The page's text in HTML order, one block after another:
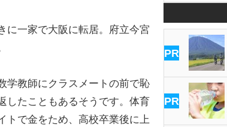
一家で大阪に転居。府立今宮
学教師にクラスメートの前で恥
したこともあるそうです。体育
トで金をため、高校卒業後に上
PR
PR